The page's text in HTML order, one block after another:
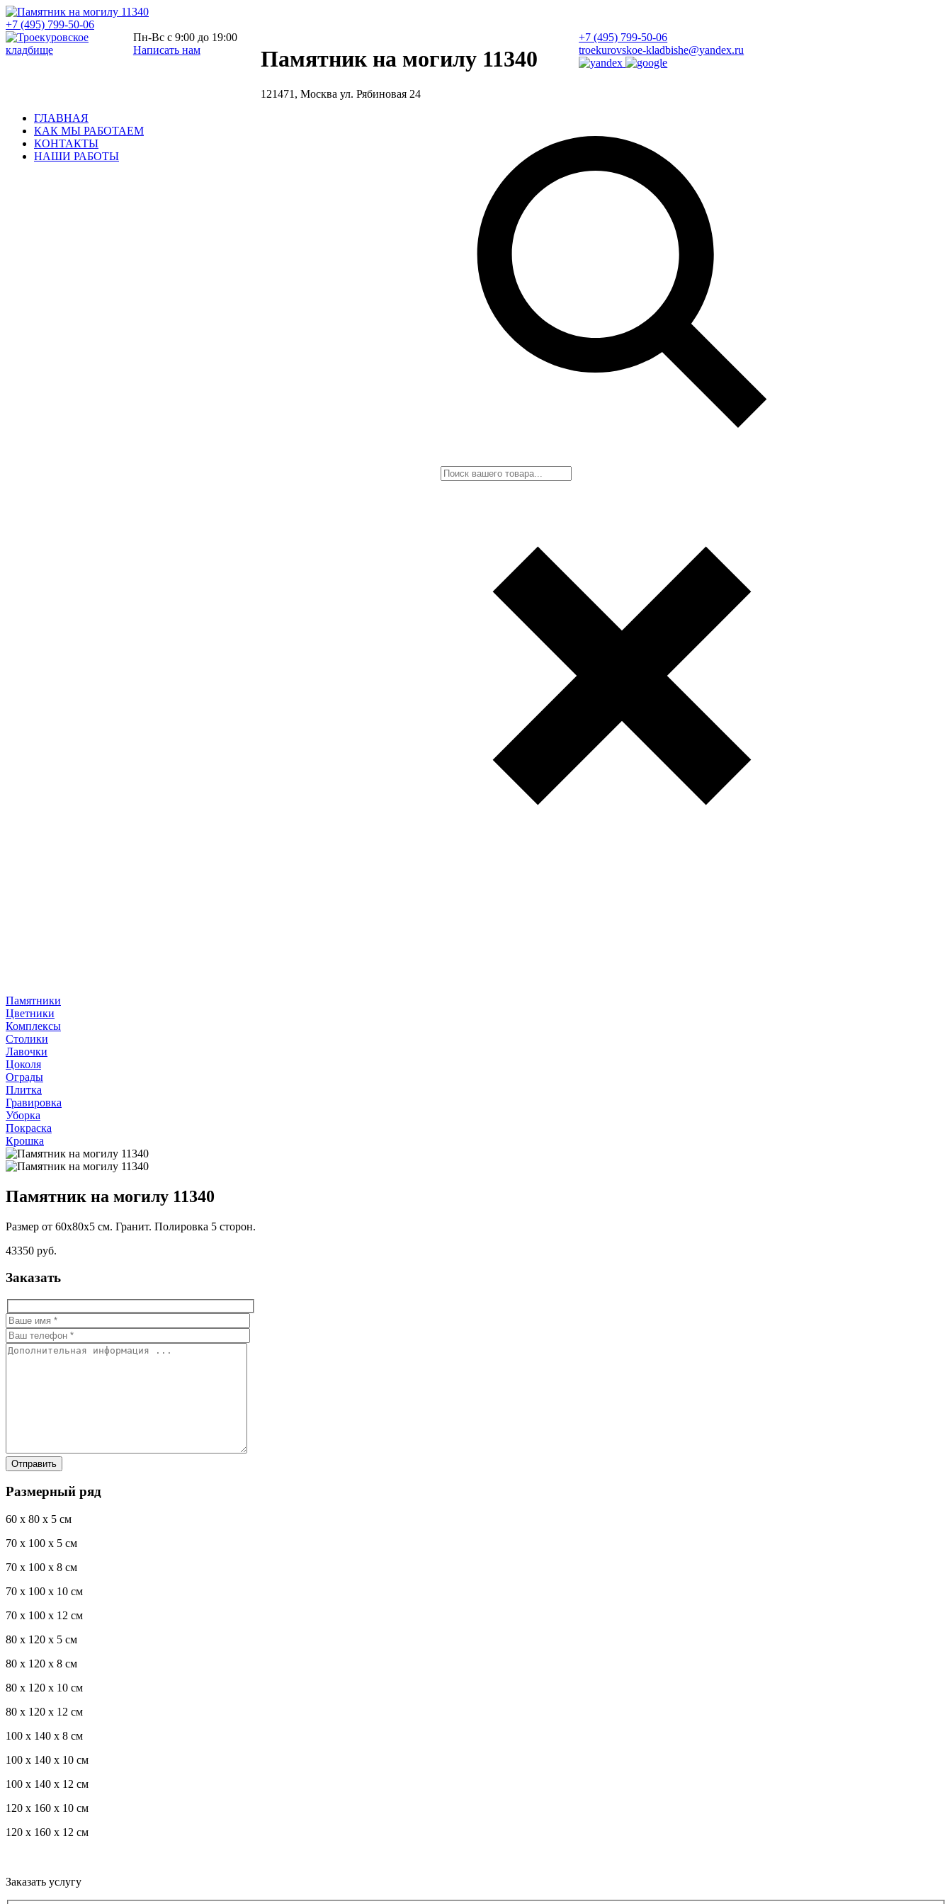
+7 (495) 799-50-06
Пн-Вс с 9:00 до 19:00
Написать нам
Памятник на могилу 11340
121471, Москва ул. Рябиновая 24
+7 (495) 799-50-06
troekurovskoe-kladbishe@yandex.ru
ГЛАВНАЯ
КАК МЫ РАБОТАЕМ
КОНТАКТЫ
НАШИ РАБОТЫ
Памятники
Цветники
Комплексы
Столики
Лавочки
Цоколя
Ограды
Плитка
Гравировка
Уборка
Покраска
Крошка
Памятник на могилу 11340
Размер от 60х80х5 см. Гранит. Полировка 5 сторон.
43350 руб.
Заказать
Размерный ряд
60 x 80 x 5 см
70 x 100 x 5 см
70 x 100 x 8 см
70 x 100 x 10 см
70 x 100 x 12 см
80 x 120 x 5 см
80 x 120 x 8 см
80 x 120 x 10 см
80 x 120 x 12 см
100 x 140 x 8 см
100 x 140 x 10 см
100 x 140 x 12 см
120 x 160 x 10 см
120 x 160 x 12 см
Заказать услугу